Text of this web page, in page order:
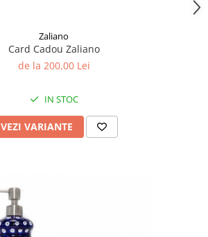
Zaliano
Card Cadou Zaliano
de la 200,00 Lei
IN STOC
VEZI VARIANTE